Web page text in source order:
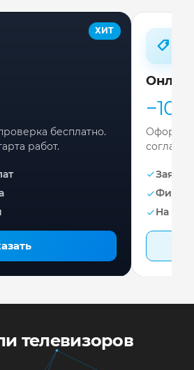
ХИТ
бесплатно.
работ.
−10%
Заявка
На
телевизоров